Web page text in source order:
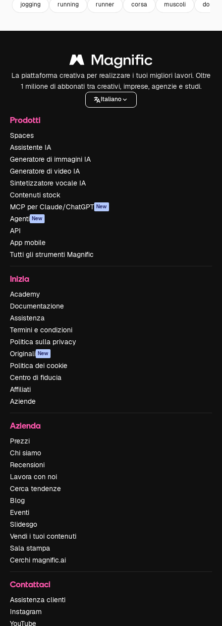
jogging running runner corsa muscoli donna
La piattaforma creativa per realizzare i tuoi migliori lavori. Oltre
1 milione di abbonati tra creativi, imprese, agenzie e studi.
Italiano
Prodotti
Spaces
Assistente IA
Generatore di immagini IA
Generatore di video IA
Sintetizzatore vocale IA
Contenuti stock
MCP per Claude/ChatGPT New
Agenti New
API
App mobile
Tutti gli strumenti Magnific
Inizia
Academy
Documentazione
Assistenza
Termini e condizioni
Politica sulla privacy
Originali New
Politica dei cookie
Centro di fiducia
Affiliati
Aziende
Azienda
Prezzi
Chi siamo
Recensioni
Lavora con noi
Cerca tendenze
Blog
Eventi
Slidesgo
Vendi i tuoi contenuti
Sala stampa
Cerchi magnific.ai
Contattaci
Assistenza clienti
Instagram
YouTube